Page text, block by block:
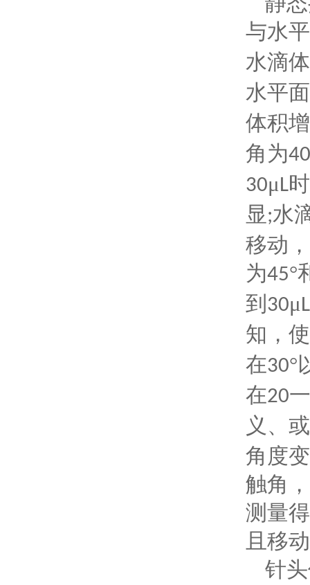
与水
水滴
水平
体积
角为40
30μL
显;水
移动
为45°
到 30μL
知，
在30°
在20一
义、
角度
触角
测量
且移
针